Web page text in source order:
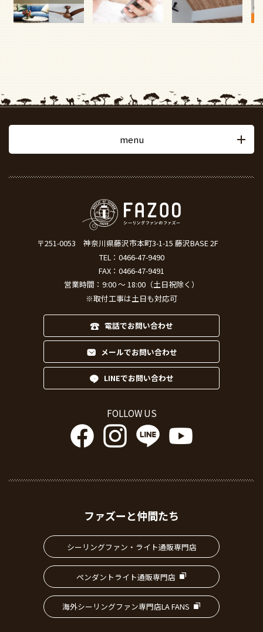
menu
〒251-0053
神奈川県藤沢市本町3-1-15 藤沢BASE 2F
TEL： 0466-47-9490
FAX：0466-47-9491
営業時間：9:00 ～ 18:00（土日祝除く）
※取付工事は土日も対応可
電話でお問い合わせ
メールでお問い合わせ
LINEでお問い合わせ
FOLLOW US
ファズーと仲間たち
シーリングファン・ライト通販専門店
ペンダントライト通販専門店
海外シーリングファン専門店LA FANS